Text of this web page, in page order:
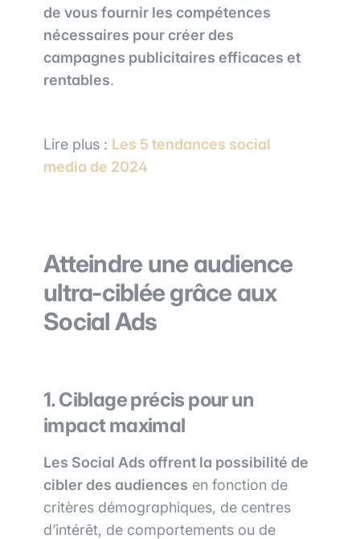
de vous fournir les compétences
nécessaires pour créer des
campagnes publicitaires efficaces et
rentables.
Lire plus : Les 5 tendances social
media de 2024
Atteindre une audience
ultra-ciblée grâce aux
Social Ads
1. Ciblage précis pour un
impact maximal
Les Social Ads offrent la possibilité de
cibler des audiences en fonction de
critères démographiques, de centres
d’intérêt, de comportements ou de